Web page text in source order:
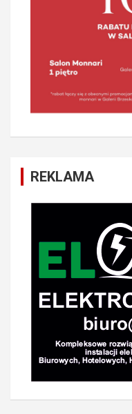
REKLAMA